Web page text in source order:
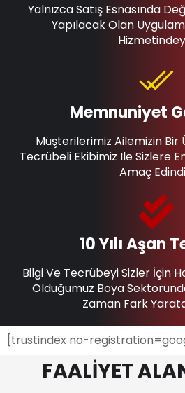
10 Yılı Aşan
Bilgi Ve Tecrübeyi Sizler İçin
Olduğumuz Boya
Zaman Fark
Memnuniyet
Müşterilerimiz Ailemizin Bir
Tecrübeli Ekibimiz Ile Sizlere
Amaç
Yalnızca Satış Esnasında
Yapılacak Olan
[trustindex no-
FAALİYET